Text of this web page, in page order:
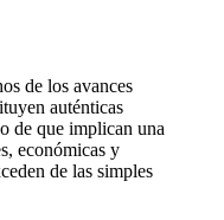
de los avances
auténticas
de que implican una
económicas y
de las simples